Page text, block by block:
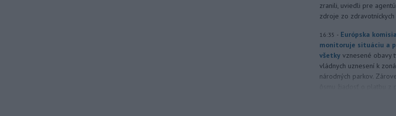
zranili, uviedli pre
zdroje zo zdravotníckych
16:35 - Európska
monitoruje situáciu a
všetky vznesené obavy
vládnych uznesení k
národných parkov.